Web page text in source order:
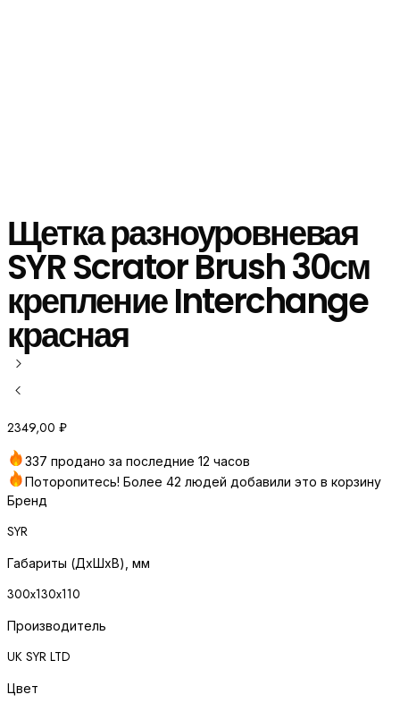
Щетка разноуровневая
SYR Scrator Brush 30см
крепление Interchange
красная
2349,00 ₽
337 продано за последние 12 часов
Поторопитесь! Более 42 людей добавили это в корзину
Бренд
SYR
Габариты (ДхШхВ), мм
300х130х110
Производитель
UK SYR LTD
Цвет